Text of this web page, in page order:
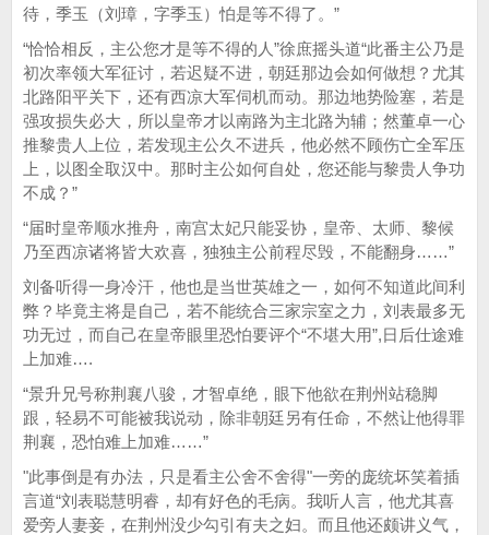
待，季玉（刘璋，字季玉）怕是等不得了。”
“恰恰相反，主公您才是等不得的人”徐庶摇头道“此番主公乃是
初次率领大军征讨，若迟疑不进，朝廷那边会如何做想？尤其
北路阳平关下，还有西凉大军伺机而动。那边地势险塞，若是
强攻损失必大，所以皇帝才以南路为主北路为辅；然董卓一心
推黎贵人上位，若发现主公久不进兵，他必然不顾伤亡全军压
上，以图全取汉中。那时主公如何自处，您还能与黎贵人争功
不成？”
“届时皇帝顺水推舟，南宫太妃只能妥协，皇帝、太师、黎候
乃至西凉诸将皆大欢喜，独独主公前程尽毁，不能翻身……”
刘备听得一身冷汗，他也是当世英雄之一，如何不知道此间利
弊？毕竟主将是自己，若不能统合三家宗室之力，刘表最多无
功无过，而自己在皇帝眼里恐怕要评个“不堪大用”,日后仕途难
上加难….
“景升兄号称荆襄八骏，才智卓绝，眼下他欲在荆州站稳脚
跟，轻易不可能被我说动，除非朝廷另有任命，不然让他得罪
荆襄，恐怕难上加难……”
"此事倒是有办法，只是看主公舍不舍得"一旁的庞统坏笑着插
言道“刘表聪慧明睿，却有好色的毛病。我听人言，他尤其喜
爱旁人妻妾，在荆州没少勾引有夫之妇。而且他还颇讲义气，